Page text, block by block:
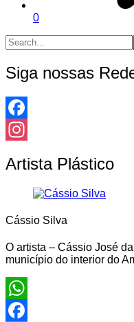
0
Siga nossas
Facebook
Artista Plástico
Cássio Silva
O artista – Cássio José
município do interior do
WhatsApp